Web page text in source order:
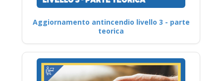
Aggiornamento antincendio livello 3 - parte
teorica